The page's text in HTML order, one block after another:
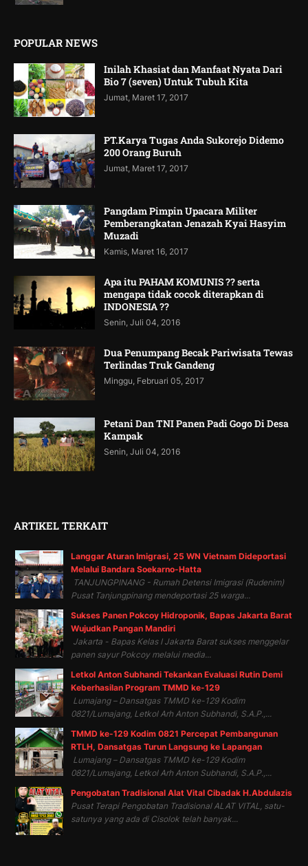
POPULAR NEWS
Inilah Khasiat dan Manfaat Nyata Dari
Bio 7 (seven) Untuk Tubuh Kita
Jumat, Maret 17, 2017
PT.Karya Tugas Anda Sukorejo Didemo
200 Orang Buruh
Jumat, Maret 17, 2017
Pangdam Pimpin Upacara Militer
Pemberangkatan Jenazah Kyai Hasyim
Muzadi
Kamis, Maret 16, 2017
Apa itu PAHAM KOMUNIS ?? serta
mengapa tidak cocok diterapkan di
INDONESIA ??
Senin, Juli 04, 2016
Dua Penumpang Becak Pariwisata Tewas
Terlindas Truk Gandeng
Minggu, Februari 05, 2017
Petani Dan TNI Panen Padi Gogo Di Desa
Kampak
Senin, Juli 04, 2016
ARTIKEL TERKAIT
Langgar Aturan Imigrasi, 25 WN Vietnam Dideportasi
Melalui Bandara Soekarno-Hatta
TANJUNGPINANG - Rumah Detensi Imigrasi (Rudenim)
Pusat Tanjungpinang mendeportasi 25 warga...
Sukses Panen Pokcoy Hidroponik, Bapas Jakarta Barat
Wujudkan Pangan Mandiri
Jakarta - Bapas Kelas I Jakarta Barat sukses menggelar
panen sayur Pokcoy melalui media...
Letkol Anton Subhandi Tekankan Evaluasi Rutin Demi
Keberhasilan Program TMMD ke-129
Lumajang – Dansatgas TMMD ke-129 Kodim
0821/Lumajang, Letkol Arh Anton Subhandi, S.A.P.,...
TMMD ke-129 Kodim 0821 Percepat Pembangunan
RTLH, Dansatgas Turun Langsung ke Lapangan
Lumajang – Dansatgas TMMD ke-129 Kodim
0821/Lumajang, Letkol Arh Anton Subhandi, S.A.P.,...
Pengobatan Tradisional Alat Vital Cibadak H.Abdulazis
Pusat Terapi Pengobatan Tradisional ALAT VITAL, satu-
satunya yang ada di Cisolok telah banyak...